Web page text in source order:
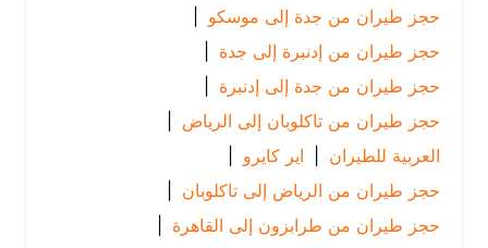
حجز طيران من جدة إلى موسكو |
حجز طيران من إدنبرة إلى جدة
حجز طيران من جدة إلى إدنبرة |
حجز طيران من تاكلوبان إلى الرياض
|
العربية للطيران | اير كايرو
|
حجز طيران من الرياض إلى تاكلوبان |
حجز طيران من طرابزون إلى القاهرة |